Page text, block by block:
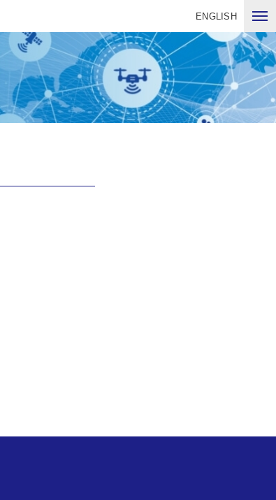
ENGLISH